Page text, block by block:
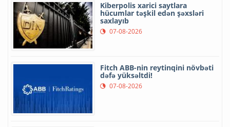
Kiberpolis xarici saytlara
hücumlar təşkil edən şəxsləri
saxlayıb
07-08-2026
Fitch ABB-nin reytinqini növbəti
dəfə yüksəltdi!
07-08-2026